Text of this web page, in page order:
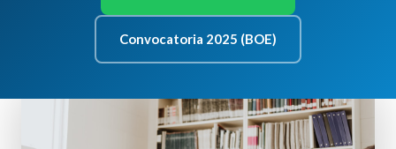
Convocatoria 2025 (BOE)